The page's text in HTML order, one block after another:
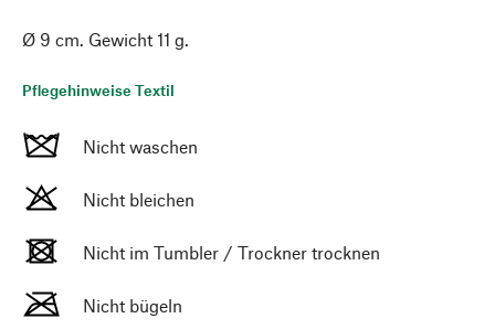
Ø 9 cm. Gewicht 11 g.
Pflegehinweise Textil
Nicht waschen
Nicht bleichen
Nicht im Tumbler / Trockner trocknen
Nicht bügeln